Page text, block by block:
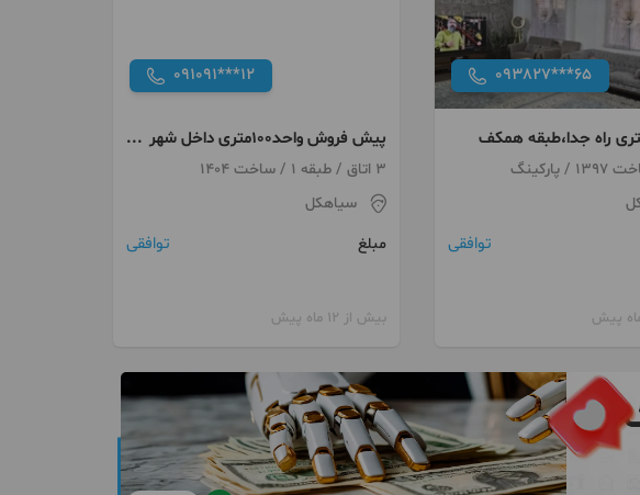
093827***65
توافقی
091091***12
پیش فروش واحد۱۰۰متری داخل شهر
سیاهکل
3 اتاق / طبقه 1 / ساخت 1404
سیاهکل
مبلغ
توافقی
بیش از 12 ماه پیش